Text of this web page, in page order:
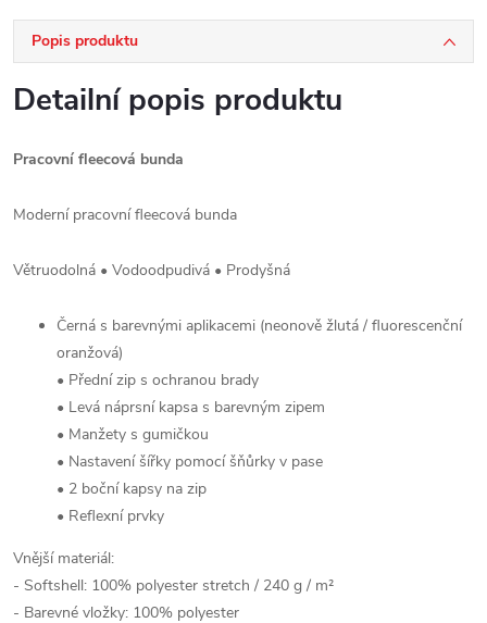
Popis produktu
Detailní popis produktu
Pracovní fleecová bunda
Moderní pracovní fleecová bunda
Větruodolná • Vodoodpudivá • Prodyšná
Černá s barevnými aplikacemi (neonově žlutá / fluorescenční
oranžová)
• Přední zip s ochranou brady
• Levá náprsní kapsa s barevným zipem
• Manžety s gumičkou
• Nastavení šířky pomocí šňůrky v pase
• 2 boční kapsy na zip
• Reflexní prvky
Vnější materiál:
- Softshell: 100% polyester stretch / 240 g / m²
- Barevné vložky: 100% polyester